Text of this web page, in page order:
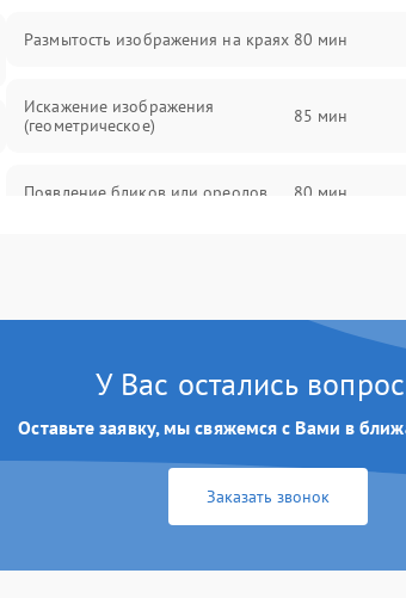
Размытость изображения на краях 80 мин
Искажение изображения
(геометрическое)
85 мин
Появление бликов или ореолов 80 мин
У Вас остались
Оставьте заявку, мы свяжемся с Вами в
Заказать звонок